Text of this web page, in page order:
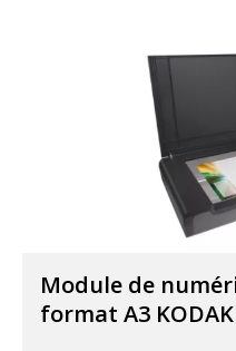
Module de
format A3 KODAK